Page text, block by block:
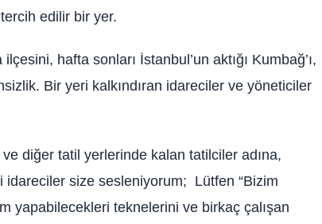
edilir bir yer.
hafta sonları İstanbul’un aktığı Kumbağ’ı,
Bir yeri kalkındıran idareciler ve yöneticiler
diğer tatil yerlerinde kalan tatilciler adına,
idareciler size sesleniyorum; Lütfen “Bizim
yapabilecekleri teknelerini ve birkaç çalışan